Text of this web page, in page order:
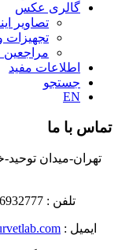
گالری عکس
تصاویر
تجهیزات
مراجعین
اطلاعات مفید
جستجو
EN
تماس با ما
تلفن : 66932777-66591603 دورنگار : 66932777
ایمیل :